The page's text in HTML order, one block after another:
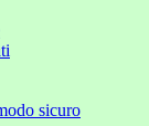
sicuro